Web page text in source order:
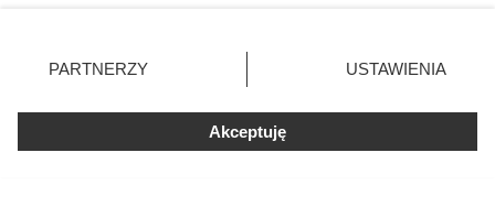
prywatności znajdujący się w lewym dolnym rogu strony
. Niektóre rodzaje przetwarzania danych nie wymagają
zgody użytkownika, ale masz prawo sprzeciwić się
takiemu przetwarzaniu. Preferencje będą miały
zastosowania tylko na tej witrynie.
PARTNERZY USTAWIENIA
Akceptuję